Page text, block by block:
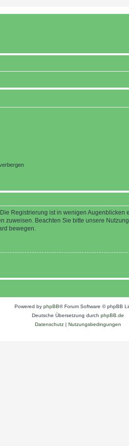
Registrierung ist in wenigen
Beachten Sie bitte unsere
bewegen.
Powered by phpBB® Forum Software © phpBB
Deutsche Übersetzung durch phpBB.de
Datenschutz| Nutzungsbedingungen